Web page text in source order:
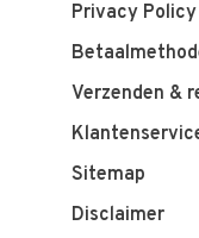
Privacy Policy
Verzenden &
Sitemap
Disclaimer